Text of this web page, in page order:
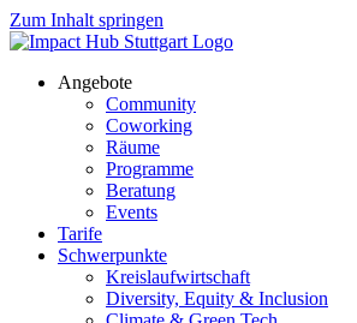
Zum Inhalt springen
Angebote
Community
Coworking
Räume
Programme
Beratung
Events
Tarife
Schwerpunkte
Kreislaufwirtschaft
Diversity, Equity & Inclusion